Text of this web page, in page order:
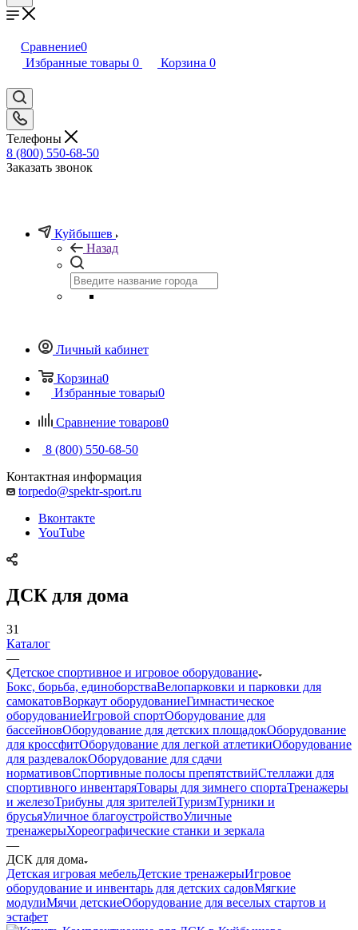
Сравнение0
Избранные товары 0 Корзина 0
Телефоны
8 (800) 550-68-50
Заказать звонок
Куйбышев
Назад
Личный кабинет
Корзина0
Избранные товары0
Сравнение товаров0
8 (800) 550-68-50
Контактная информация
torpedo@spektr-sport.ru
Вконтакте
YouTube
ДСК для дома
31
Каталог
—
Детское спортивное и игровое оборудование
Бокс, борьба, единоборстваВелопарковки и парковки для
самокатовВоркаут оборудованиеГимнастическое
оборудованиеИгровой спортОборудование для
бассейновОборудование для детских площадокОборудование
для кроссфитОборудование для легкой атлетикиОборудование
для раздевалокОборудование для сдачи
нормативовСпортивные полосы препятствийСтеллажи для
спортивного инвентаряТовары для зимнего спортаТренажеры
и железоТрибуны для зрителейТуризмТурники и
брусьяУличное благоустройствоУличные
тренажерыХореографические станки и зеркала
—
ДСК для дома
Детская игровая мебельДетские тренажерыИгровое
оборудование и инвентарь для детских садовМягкие
модулиМячи детскиеОборудование для веселых стартов и
эстафет